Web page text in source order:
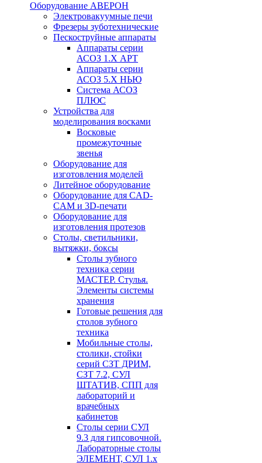
Оборудование АВЕРОН
Электровакуумные печи
Фрезеры зуботехнические
Пескоструйные аппараты
Аппараты серии
АСОЗ 1.Х АРТ
Аппараты серии
АСОЗ 5.Х НЬЮ
Система АСОЗ
ПЛЮС
Устройства для
моделирования восками
Восковые
промежуточные
звенья
Оборудование для
изготовления моделей
Литейное оборудование
Оборудование для CAD-
CAM и 3D-печати
Оборудование для
изготовления протезов
Cтолы, светильники,
вытяжки, боксы
Столы зубного
техника серии
МАСТЕР. Стулья.
Элементы системы
хранения
Готовые решения для
столов зубного
техника
Мобильные столы,
столики, стойки
серий СЗТ ДРИМ,
СЗТ 7.2, СУЛ
ШТАТИВ, СПП для
лабораторий и
врачебных
кабинетов
Столы серии СУЛ
9.3 для гипсовочной.
Лабораторные столы
ЭЛЕМЕНТ, СУЛ 1.х